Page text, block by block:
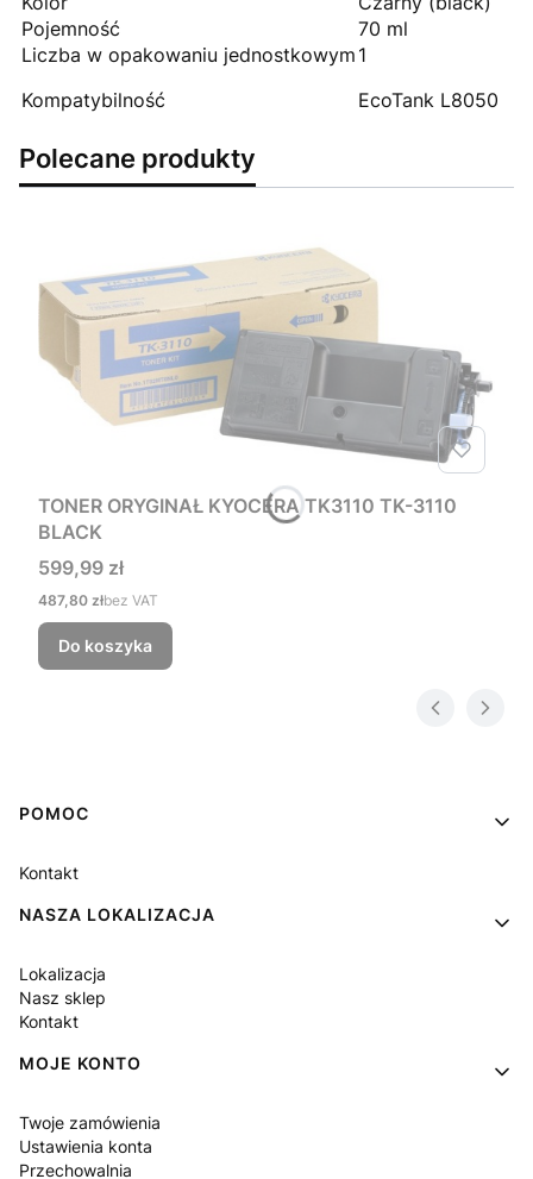
Pojemność
70 ml
Liczba w opakowaniu jednostkowym 1
Kompatybilność
EcoTank L8050
Polecane produkty
TONER ORYGINAŁ KYOCERA TK3110 TK-3110
BLACK
Cena
599,99 zł
Cena
487,80 złbez VAT
Do koszyka
Linki w stopce
POMOC
Kontakt
NASZA LOKALIZACJA
Lokalizacja
Nasz sklep
Kontakt
MOJE KONTO
Twoje zamówienia
Ustawienia konta
Przechowalnia